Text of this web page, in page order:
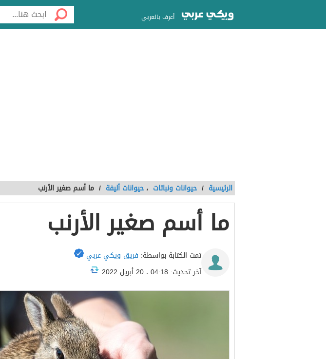
أعرف بالعربي
الرئيسية / حيوانات ونباتات ، حيوانات أليفة / ما أسم صغير الأرنب
ما أسم صغير الأرنب
تمت الكتابة بواسطة: فريق ويكي عربي
آخر تحديث: 04:18 ، 20 أبريل 2022